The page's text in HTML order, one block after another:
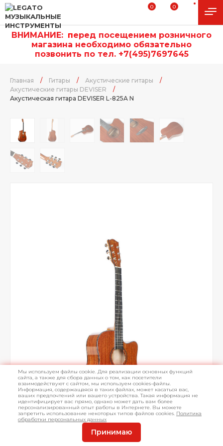
0 0
ВНИМАНИЕ: перед посещением розничного
магазина необходимо обязательно
позвонить по тел. +7(495)7697645
Главная / Гитары / Акустические гитары
/
Акустические гитары DEVISER
/
Акустическая гитара DEVISER L-825A N
Мы используем файлы cookie. Для реализации основных функций
сайта, а также для сбора данных о том, как посетители
взаимодействуют с сайтом, мы используем cookies-файлы.
Информация, содержащаяся в таких файлах, может касаться вас,
ваших предпочтений или вашего устройства. Такая информация не
идентифицирует вас прямо, однако может дать вам более
персонализированный опыт работы в Интернете. Вы можете
запретить использование некоторых типов файлов cookies. Политика
обработки персональных данных
Принимаю